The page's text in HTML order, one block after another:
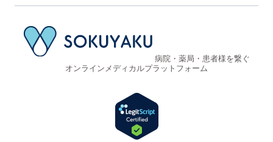
病院・薬局・患者様を繋ぐ
オンラインメディカルプラットフォーム